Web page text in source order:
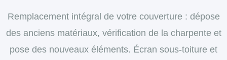
Remplacement intégral de votre couverture : dépose
des anciens matériaux, vérification de la charpente et
pose des nouveaux éléments. Écran sous-toiture et